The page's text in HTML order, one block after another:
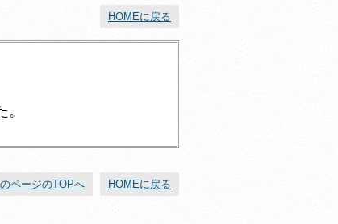
HOMEに戻る
ページのTOPへ HOMEに戻る